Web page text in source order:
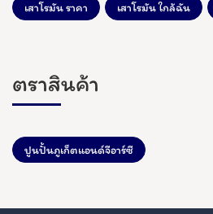
เสาโรมัน ราคา เสาโรมัน ใกล้ฉัน
ตราสินค้า
ปูนปั้นภูเก็ตแอนด์จีอาร์ซี